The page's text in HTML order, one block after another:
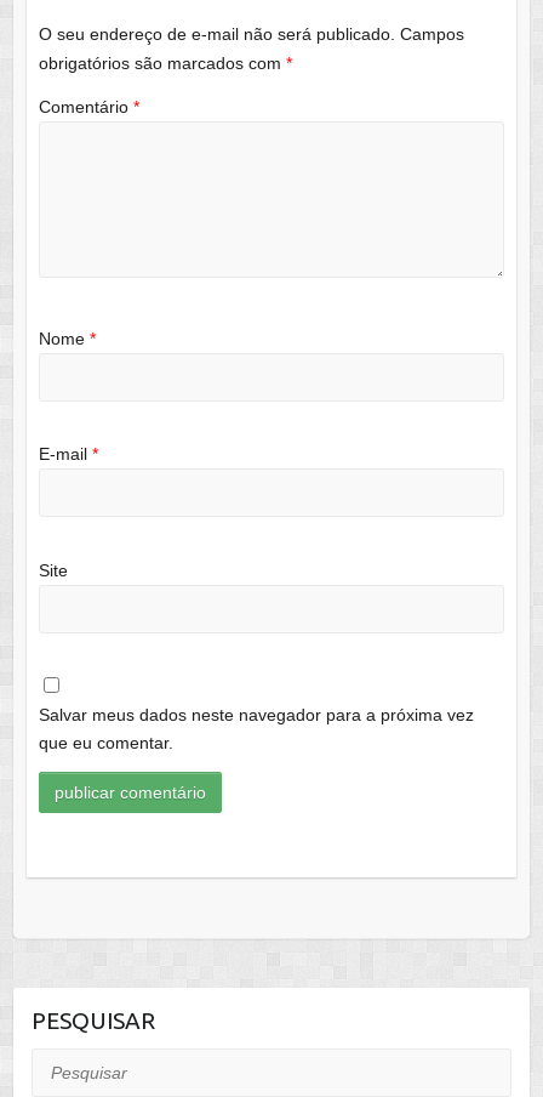
O seu endereço de e-mail não será publicado. Campos
obrigatórios são marcados com *
Comentário *
Nome *
E-mail *
Site
Salvar meus dados neste navegador para a próxima vez
que eu comentar.
PESQUISAR
Pesquisar